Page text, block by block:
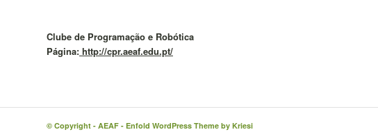
Clube de Programação e Robótica
Página: http://cpr.aeaf.edu.pt/
© Copyright - AEAF - Enfold WordPress Theme by Kriesi